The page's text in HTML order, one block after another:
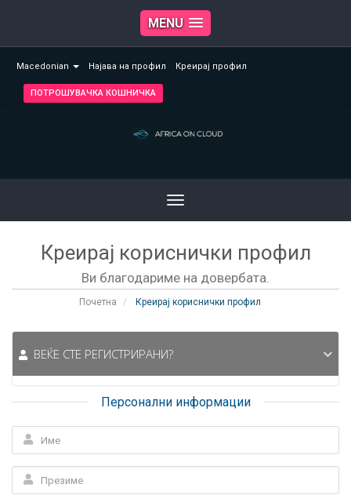
MENU
Macedonian Најава на профил Креирај профил
ПОТРОШУВАЧКА КОШНИЧКА
Toggle
navigation
Креирај кориснички профил
Ви благодариме на довербата.
Почетна Креирај кориснички профил
ВЕЌЕ СТЕ РЕГИСТРИРАНИ?
Персонални информации